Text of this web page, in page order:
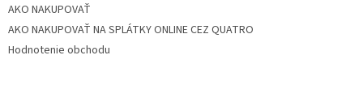
AKO NAKUPOVAŤ
AKO NAKUPOVAŤ NA SPLÁTKY ONLINE CEZ QUATRO
Hodnotenie obchodu